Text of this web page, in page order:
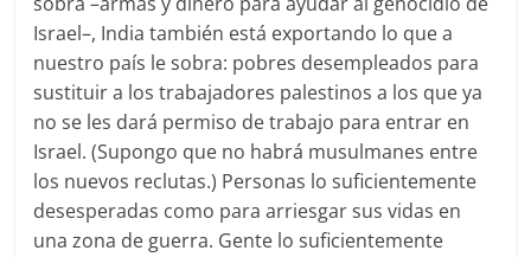
Israel–, India también está exportando lo que a
nuestro país le sobra: pobres desempleados para
sustituir a los trabajadores palestinos a los que ya
no se les dará permiso de trabajo para entrar en
Israel. (Supongo que no habrá musulmanes entre
los nuevos reclutas.) Personas lo suficientemente
desesperadas como para arriesgar sus vidas en
una zona de guerra. Gente lo suficientemente